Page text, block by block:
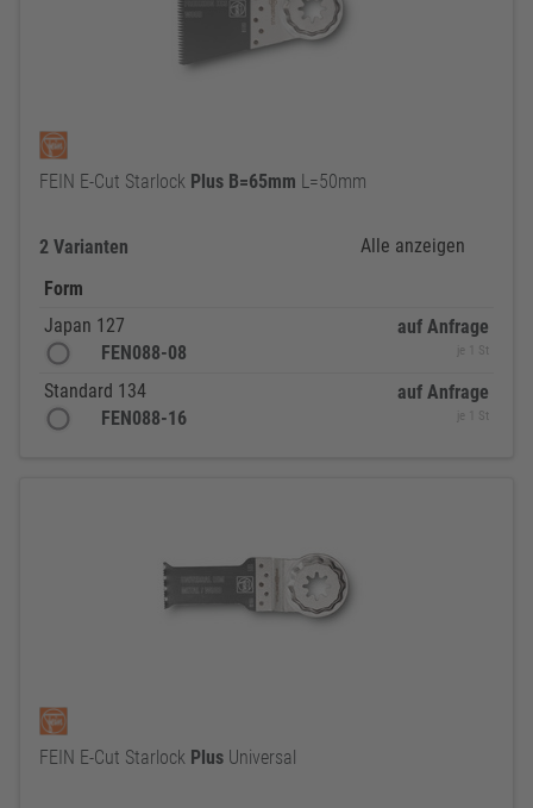
FEIN E-Cut Starlock Plus B=65mm L=50mm
2 Varianten
Alle anzeigen
Form
Japan 127
FEN088-08
auf Anfrage
je 1 St
Standard 134
FEN088-16
auf Anfrage
je 1 St
FEIN E-Cut Starlock Plus Universal